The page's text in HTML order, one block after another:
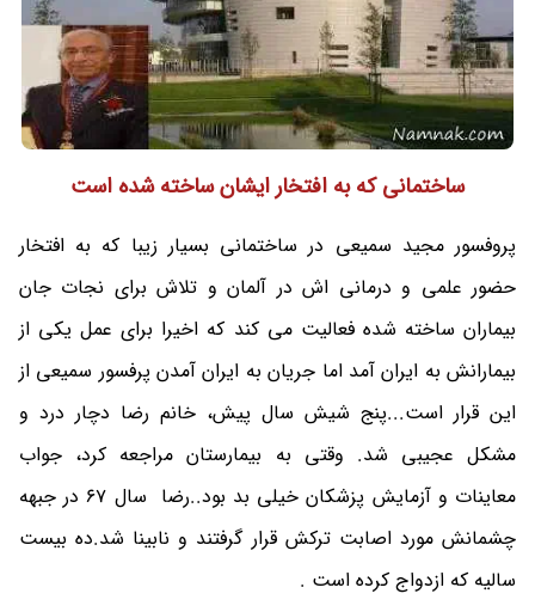
ساختمانی که به افتخار ایشان ساخته شده است
پروفسور مجید سمیعی در ساختمانی بسیار زیبا که به افتخار
حضور علمی و درمانی اش در آلمان و تلاش برای نجات جان
بیماران ساخته شده فعالیت می کند که اخیرا برای عمل یکی از
بیمارانش به ایران آمد اما جریان به ایران آمدن پرفسور سمیعی از
این قرار است...پنج شیش سال پیش، خانم رضا دچار درد و
مشکل عجیبی شد. وقتی به بیمارستان مراجعه کرد، جواب
معاینات و آزمایش پزشکان خیلی بد بود..رضا سال 67 در جبهه
چشمانش مورد اصابت ترکش قرار گرفتند و نابینا شد.ده بیست
سالیه که ازدواج کرده است .